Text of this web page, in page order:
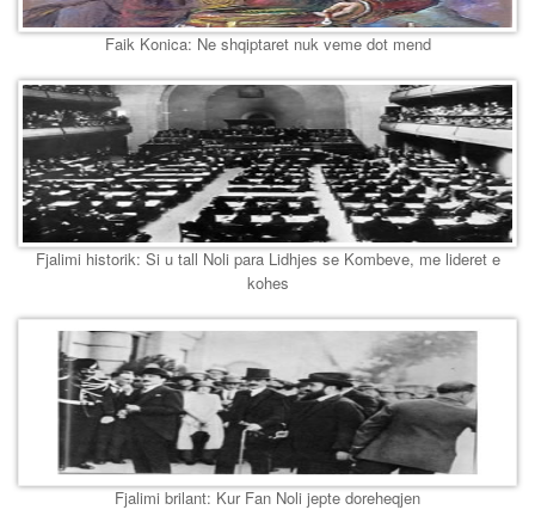
Faik Konica: Ne shqiptaret nuk veme dot mend
Fjalimi historik: Si u tall Noli para Lidhjes se Kombeve, me lideret e
kohes
Fjalimi brilant: Kur Fan Noli jepte doreheqjen